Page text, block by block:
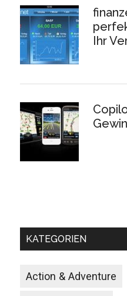
Ihr
KATEGORIEN
Action & Adventure